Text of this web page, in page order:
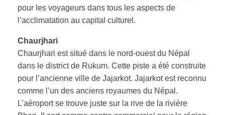
pour les voyageurs dans tous les aspects de
l’acclimatation au capital culturel.
Chaurjhari
Chaurjhari est situé dans le nord-ouest du Népal
dans le district de Rukum. Cette piste a été construite
pour l’ancienne ville de Jajarkot. Jajarkot est reconnu
comme l’un des anciens royaumes du Népal.
L’aéroport se trouve juste sur la rive de la rivière